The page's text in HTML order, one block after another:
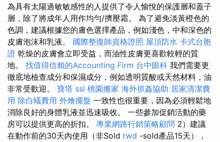
為具有太陽過敏敏感性的人提供了令人愉悅的保護層和蓋子
層，除了將成年人用作均勻/擠壓霜。 為了避免淡黃橙色的
色調，建議根據您的膚色選擇產品，例如淺色，中和深色的
皮膚泡沫和乳液。 國際整復師資格證照 屋頂防水 卡式台胞
證 乾燥的皮膚會立即受益，而油性皮膚更喜歡較輕的質
地。 找值得信賴的Accounting Firm 台中眼科 我們需要更
徹底地檢查成分和保濕成分，例如透明質酸或天然材料，油
非常受歡迎。 寶塔 ssl 桃園搬家 海外抓姦協助 居家清潔費
用 除白蟻費用 外燴擺盤 一致性也很重要，因為必須輕鬆地
消除良好的身體乳液並迅速吸收。 一些參加促銷活動的藥
房可以提供更高的折扣。 專業網路行銷策略顧問 2）建議
在動作前的30天內使用（非Sold rwd -sold產品15天），